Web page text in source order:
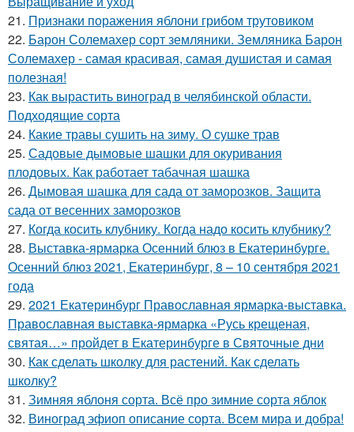
21. Признаки поражения яблони грибом трутовиком
22. Барон Солемахер сорт земляники. Земляника Барон
Солемахер - самая красивая, самая душистая и самая
полезная!
23. Как вырастить виноград в челябинской области.
Подходящие сорта
24. Какие травы сушить на зиму. О сушке трав
25. Садовые дымовые шашки для окуривания
плодовых. Как работает табачная шашка
26. Дымовая шашка для сада от заморозков. Защита
сада от весенних заморозков
27. Когда косить клубнику. Когда надо косить клубнику?
28. Выставка-ярмарка Осенний блюз в Екатеринбурге.
Осенний блюз 2021, Екатеринбург, 8 – 10 сентября 2021
года
29. 2021 Екатеринбург Православная ярмарка-выставка.
Православная выставка-ярмарка «Русь крещеная,
святая…» пройдет в Екатеринбурге в Святочные дни
30. Как сделать школку для растений. Как сделать
школку?
31. Зимняя яблоня сорта. Всё про зимние сорта яблок
32. Виноград эфиоп описание сорта. Всем мира и добра!